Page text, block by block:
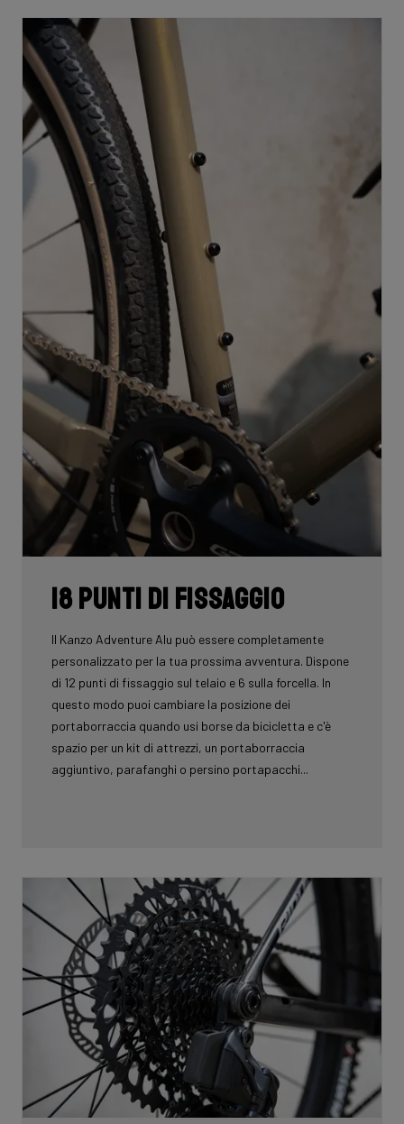
18 punti di fissaggio
Il Kanzo Adventure Alu può essere completamente
personalizzato per la tua prossima avventura. Dispone
di 12 punti di fissaggio sul telaio e 6 sulla forcella. In
questo modo puoi cambiare la posizione dei
portaborraccia quando usi borse da bicicletta e c'è
spazio per un kit di attrezzi, un portaborraccia
aggiuntivo, parafanghi o persino portapacchi...